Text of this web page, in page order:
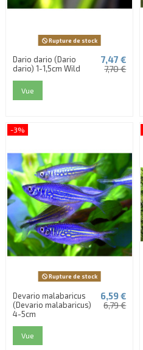
Rupture de stock
Dario dario (Dario
dario) 1-1,5cm Wild
7,47 €
7,70 €
Vue
-3%
Rupture de stock
Devario malabaricus
(Devario malabaricus)
4-5cm
6,59 €
6,79 €
Vue